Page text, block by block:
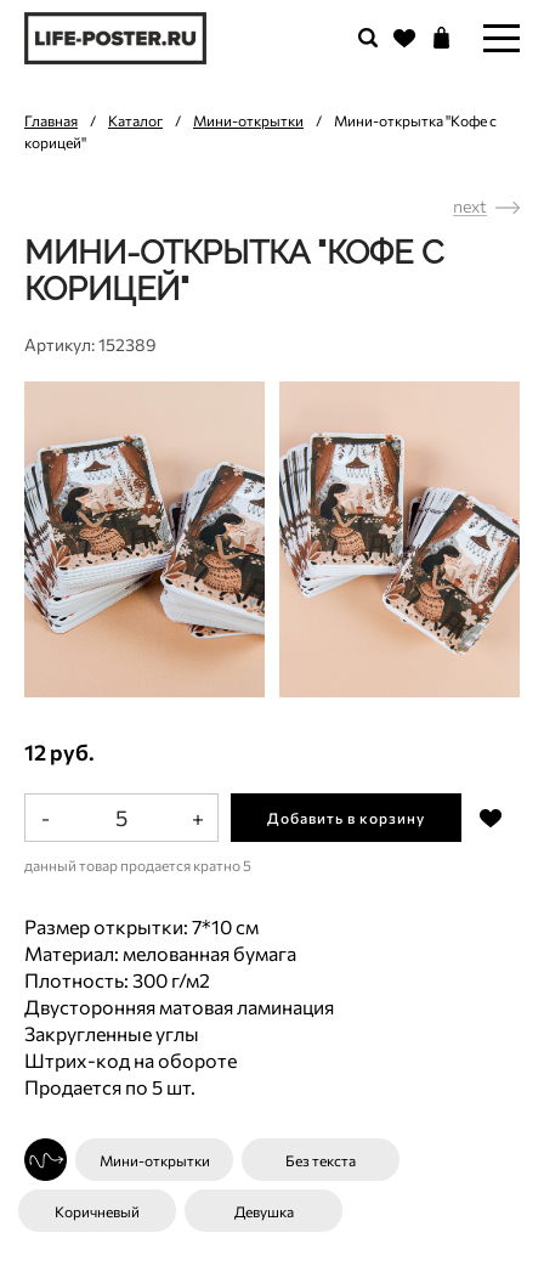
Главная / Каталог / Мини-открытки /
Мини-открытка "Кофе с
корицей"
next
МИНИ-ОТКРЫТКА "КОФЕ С
КОРИЦЕЙ"
Артикул: 152389
12 руб.
- + Добавить в корзину
данный товар продается кратно 5
Размер открытки: 7*10 см
Материал: мелованная бумага
Плотность: 300 г/м2
Двусторонняя матовая ламинация
Закругленные углы
Штрих-код на обороте
Продается по 5 шт.
Мини-открытки Без текста
Коричневый Девушка